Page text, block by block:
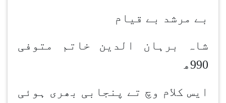
بے مرشد بے قیام
شاہ برہان الدین خاتم متوفی
990ھ
ایس کلام وچ تے پنجابی بھری ہوئی